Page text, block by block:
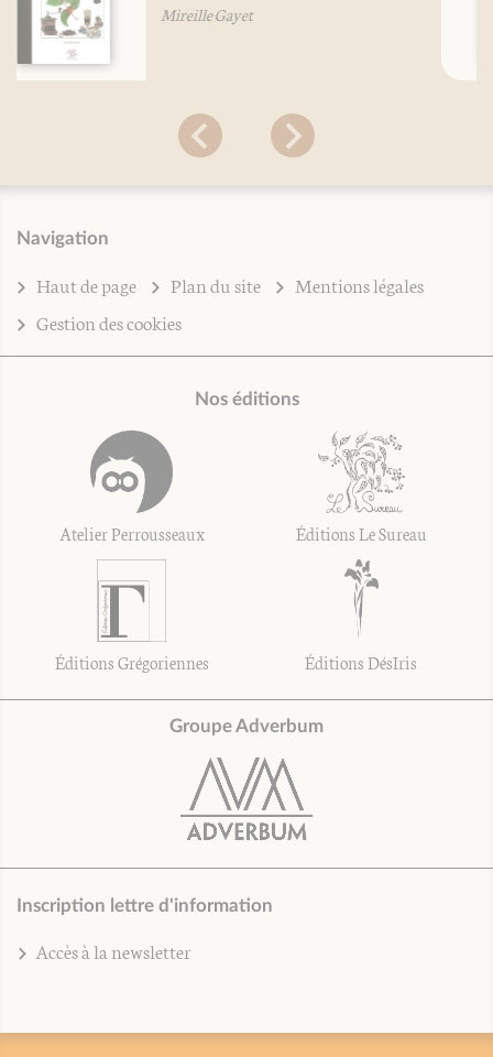
Béatrice Vigot-Lagandré
Navigation
Haut de page Plan du site
Mentions légales
Gestion des cookies
Nos éditions
Atelier Perrousseaux Éditions Le Sureau
Éditions Grégoriennes Éditions DésIris
Groupe Adverbum
Inscription lettre d'information
Accès à la newsletter